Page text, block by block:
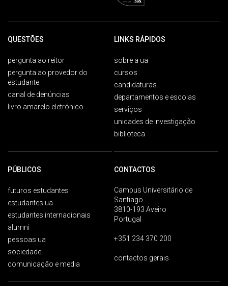
QUESTÕES
pergunta ao reitor
pergunta ao provedor do
estudante
canal de denúncias
livro amarelo eletrónico
LINKS RÁPIDOS
sobre a ua
cursos
candidaturas
departamentos e escolas
serviços
unidades de investigação
biblioteca
PÚBLICOS
futuros estudantes
estudantes ua
estudantes internacionais
alumni
pessoas ua
sociedade
comunicação e media
CONTACTOS
Campus Universitário de
Santiago
3810-193 Aveiro
Portugal
+351 234 370 200
contactos gerais